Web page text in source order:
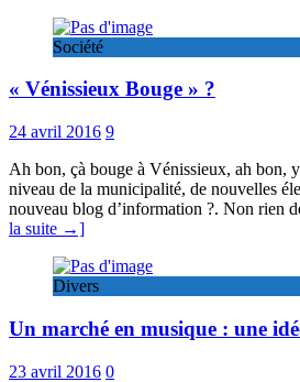
Société
« Vénissieux Bouge » ?
24 avril 2016 9
Ah bon, çà bouge à Vénissieux, ah bon,
niveau de la municipalité, de nouvelles
nouveau blog d’information ?. Non rien
la suite →]
Divers
Un marché en musique : une
23 avril 2016 0